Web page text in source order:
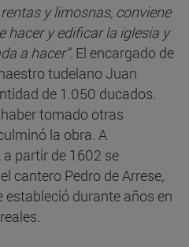
y limosnas, conviene
hacer y edificar la iglesia y
a hacer”. El encargado de
tudelano Juan
de 1.050 ducados.
tomado otras
la obra. A
partir de 1602 se
cantero Pedro de Arrese,
estableció durante años en